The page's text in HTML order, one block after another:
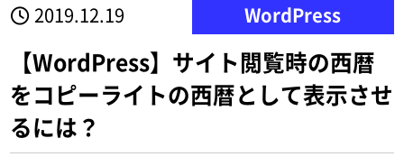
2019.12.19 WordPress
【WordPress】サイト閲覧時の西暦
をコピーライトの西暦として表示させ
るには？